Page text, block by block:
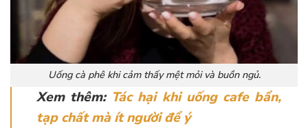
Uống cà phê khi cảm thấy mệt mỏi và buồn ngủ.
Xem thêm: Tác hại khi uống cafe bẩn,
tạp chất mà ít người để ý